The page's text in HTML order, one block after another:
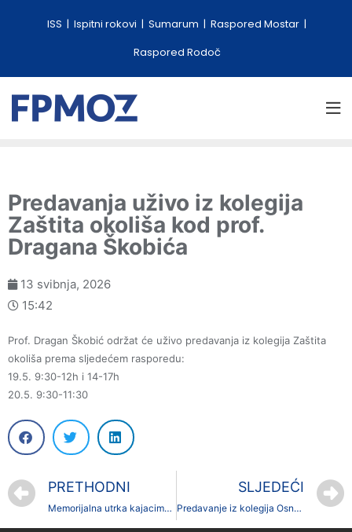
ISS Ispitni rokovi Sumarum
Raspored Mostar
Raspored Rodoč
Predavanja uživo iz kolegija
Zaštita okoliša kod prof.
Dragana Škobića
13 svibnja, 2026
15:42
Prof. Dragan Škobić održat će uživo predavanja iz kolegija Zaštita
okoliša prema sljedećem rasporedu:
19.5. 9:30-12h i 14-17h
20.5. 9:30-11:30
PRETHODNI
Memorijalna utrka kajacima „Prof. Žarko Bilić”
SLJEDEĆI
Predavanje iz kolegija Osnove metodologije pedagoških istraživanja